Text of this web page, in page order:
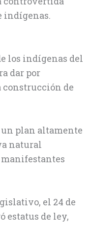
indígenas.
los indígenas del
dar por
construcción de
un plan altamente
natural
manifestantes
el 24 de
estatus de ley,